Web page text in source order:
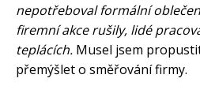
nepotřeboval formální
firemní akce rušily, lidé
teplácích. Musel jsem
přemýšlet o směřování firmy.